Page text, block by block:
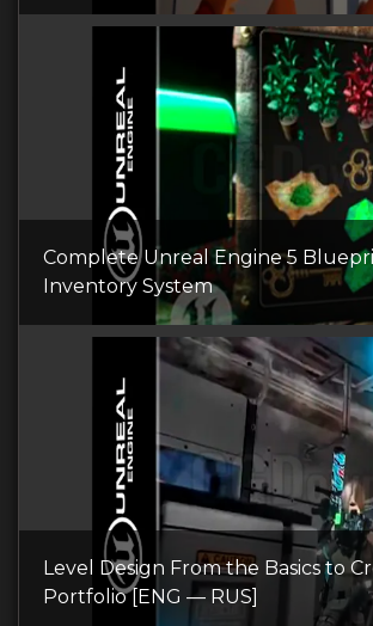
Complete Unreal Engine 5
Inventory System
Level Design From the Basics to
Portfolio [ENG — RUS]